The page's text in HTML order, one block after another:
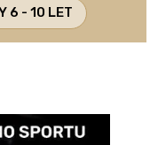
6 - 10 LET